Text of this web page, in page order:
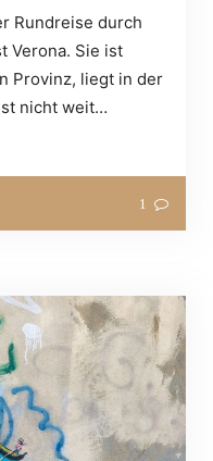
Rundreise durch
Verona. Sie ist
Provinz, liegt in der
nicht weit…
1